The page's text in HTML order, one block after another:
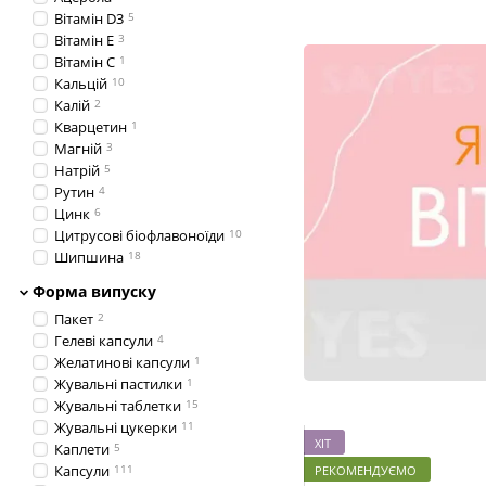
ХІТ
РЕКОМЕНДУЄМО
Вітамін D3 5
Вітамін Е 3
Вітамін С 1
Кальцій 10
Калій 2
Кварцетин 1
Магній 3
Натрій 5
Рутин 4
Цинк 6
Цитрусові біофлавоноїди 10
Шипшина 18
Форма випуску
Пакет 2
Гелеві капсули 4
Желатинові капсули 1
Жувальні пастилки 1
Жувальні таблетки 15
Жувальні цукерки 11
Каплети 5
Капсули 111